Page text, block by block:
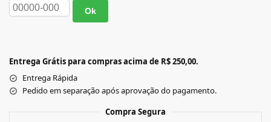
Ok
Entrega Grátis para compras acima de R$ 250,00.
Entrega Rápida
Pedido em separação após aprovação do pagamento.
Compra Segura